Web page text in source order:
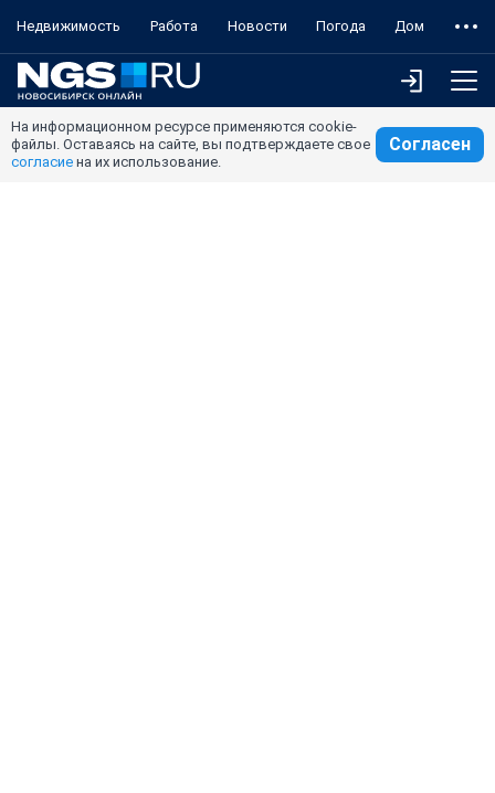
Недвижимость Работа Новости Погода Дом
На информационном ресурсе применяются cookie-
файлы. Оставаясь на сайте, вы подтверждаете свое
согласие на их использование.
Согласен